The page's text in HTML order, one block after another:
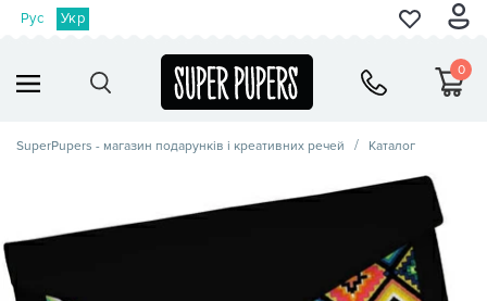
Рус Укр
0
SuperPupers - магазин подарунків і креативних речей Каталог